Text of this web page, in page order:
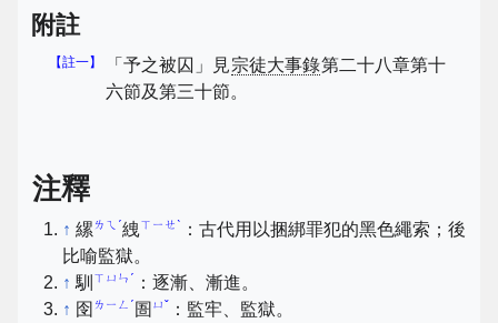
附註
【註一】 「予之被囚」見宗徒大事錄第二十八章第十
六節及第三十節。
注釋
↑ 縲 ㄌㄟˊ絏ㄒㄧㄝˋ
：古代用以捆綁罪犯的黑色繩索；後
比喻監獄。
↑ 馴 ㄒㄩㄣˊ
：逐漸、漸進。
↑ 囹 ㄌㄧㄥˊ 圄 ㄩˇ ：監牢、監獄。